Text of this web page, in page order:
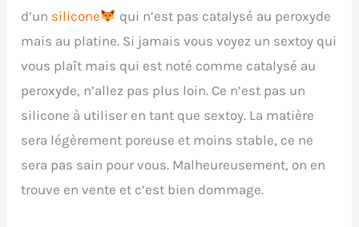
d’un silicone
qui n’est pas catalysé au peroxyde
mais au platine. Si jamais vous voyez un sextoy qui
vous plaît mais qui est noté comme catalysé au
peroxyde, n’allez pas plus loin. Ce n’est pas un
silicone à utiliser en tant que sextoy. La matière
sera légèrement poreuse et moins stable, ce ne
sera pas sain pour vous. Malheureusement, on en
trouve en vente et c’est bien dommage.